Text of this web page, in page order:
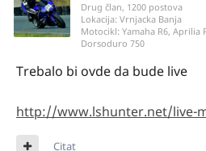
Drug član, 1200 postova
Lokacija: Vrnjacka Banja
Motocikl: Yamaha R6, Aprilia
Dorsoduro 750
Trebalo bi ovde da bude live
http://www.lshunter.net/live-
Citat